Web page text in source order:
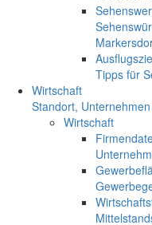
Tipps für
Wirtschaft
Standort,
Wirtschaft